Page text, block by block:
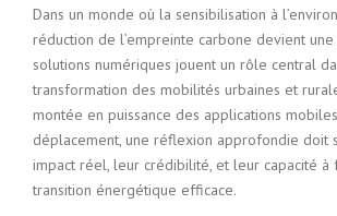
Dans un monde où la sensibilisation à
réduction de l’empreinte carbone devient
solutions numériques jouent un rôle central
transformation des mobilités urbaines et
montée en puissance des applications
déplacement, une réflexion approfondie doit
impact réel, leur crédibilité, et leur capacité à
transition énergétique efficace.